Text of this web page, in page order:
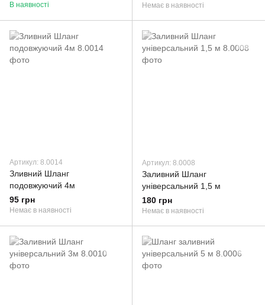
В наявності Немає в наявності
Артикул: 8.0014
Зливний Шланг
подовжуючий 4м
95 грн
Немає в наявності
Артикул: 8.0008
Заливний Шланг
універсальний 1,5 м
180 грн
Немає в наявності